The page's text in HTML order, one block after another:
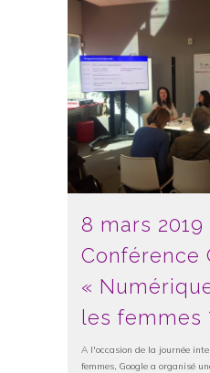
8 mars 2019
Conférence
«
les femmes
A l'occasion de la journée
femmes, Google a organisé